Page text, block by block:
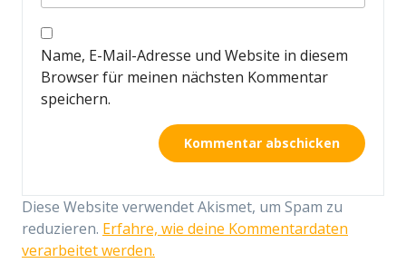
Name, E-Mail-Adresse und Website in diesem
Browser für meinen nächsten Kommentar
speichern.
Diese Website verwendet Akismet, um Spam zu
reduzieren. Erfahre, wie deine Kommentardaten
verarbeitet werden.